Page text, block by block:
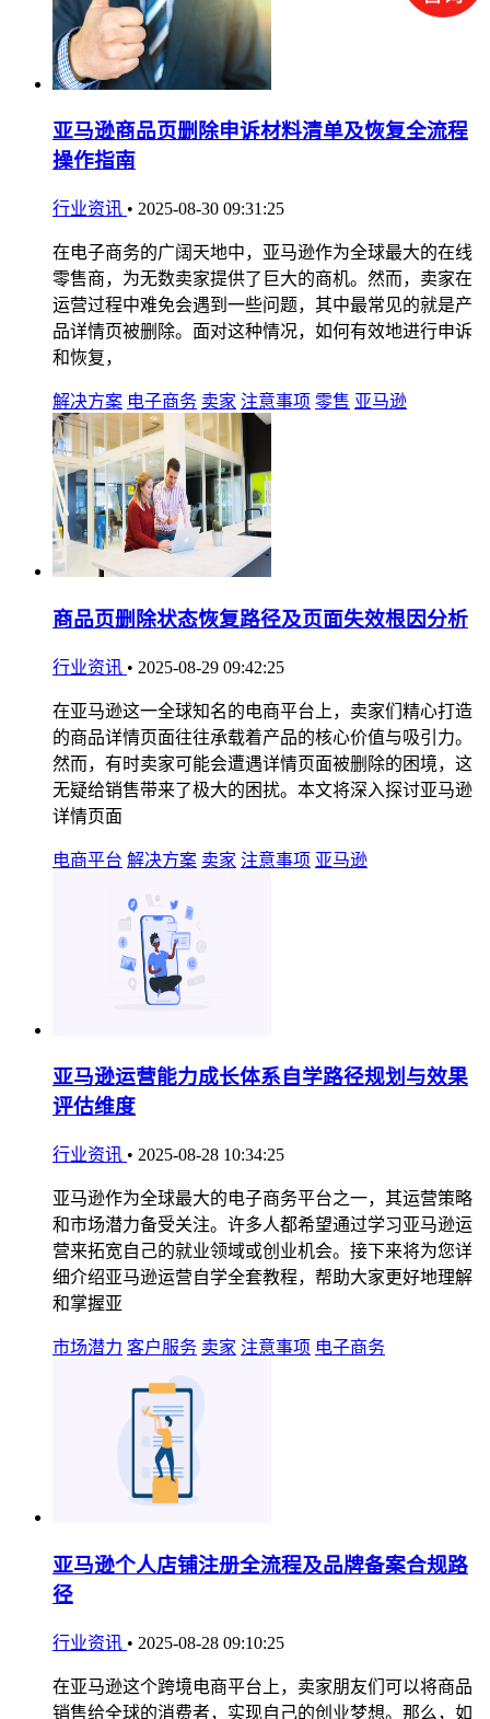
亚马逊商品页删除申诉材料清单及恢复全流程
操作指南
行业资讯 • 2025-08-30 09:31:25
在电子商务的广阔天地中，亚马逊作为全球最大的在线
零售商，为无数卖家提供了巨大的商机。然而，卖家在
运营过程中难免会遇到一些问题，其中最常见的就是产
品详情页被删除。面对这种情况，如何有效地进行申诉
和恢复，
解决方案 电子商务 卖家 注意事项 零售 亚马逊
商品页删除状态恢复路径及页面失效根因分析
行业资讯 • 2025-08-29 09:42:25
在亚马逊这一全球知名的电商平台上，卖家们精心打造
的商品详情页面往往承载着产品的核心价值与吸引力。
然而，有时卖家可能会遭遇详情页面被删除的困境，这
无疑给销售带来了极大的困扰。本文将深入探讨亚马逊
详情页面
电商平台 解决方案 卖家 注意事项 亚马逊
亚马逊运营能力成长体系自学路径规划与效果
评估维度
行业资讯 • 2025-08-28 10:34:25
亚马逊作为全球最大的电子商务平台之一，其运营策略
和市场潜力备受关注。许多人都希望通过学习亚马逊运
营来拓宽自己的就业领域或创业机会。接下来将为您详
细介绍亚马逊运营自学全套教程，帮助大家更好地理解
和掌握亚
市场潜力 客户服务 卖家 注意事项 电子商务
亚马逊个人店铺注册全流程及品牌备案合规路
径
行业资讯 • 2025-08-28 09:10:25
在亚马逊这个跨境电商平台上，卖家朋友们可以将商品
销售给全球的消费者，实现自己的创业梦想。那么，如